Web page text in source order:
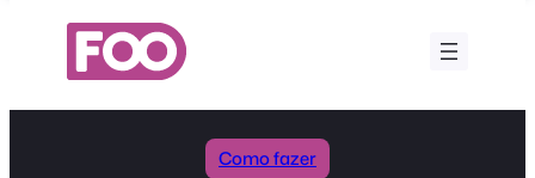
Como fazer